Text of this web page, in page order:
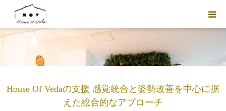
House Of Vedaの支援 感覚統合と姿勢改善を中心に据
えた総合的なアプローチ
HOUSE OF VEDAについて
スタッフ紹介